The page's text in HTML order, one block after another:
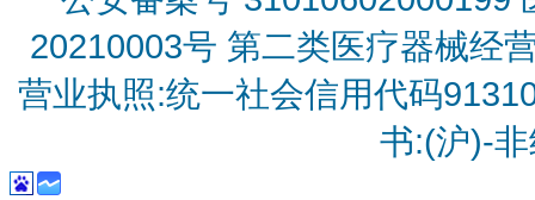
20210003号 第二类医疗器械经
营业执照:统一社会信用代码
书:(沪)-